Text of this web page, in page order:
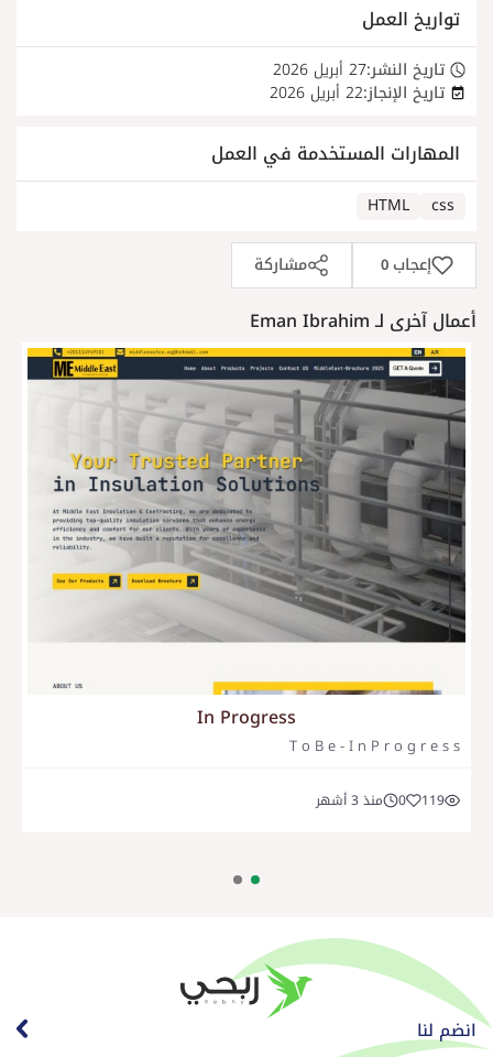
تواريخ العمل
تاريخ النشر:27 أبريل 2026
تاريخ الإنجاز:22 أبريل 2026
المهارات المستخدمة في العمل
css
HTML
إعجاب 0 مشاركة
أعمال آخرى لـ Eman Ibrahim
In Progress
T o B e - I n P r o g r e s s
119
0 منذ 3 أشهر
انضم لنا